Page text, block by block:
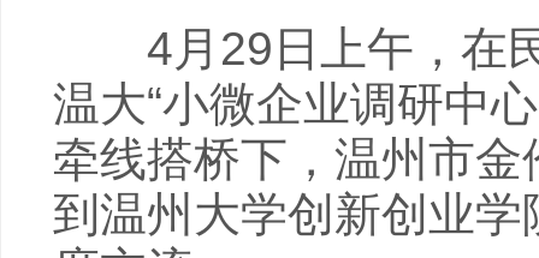
4月29日上午，在民
温大“小微企业调研中
牵线搭桥下，温州市
到温州大学创新创业